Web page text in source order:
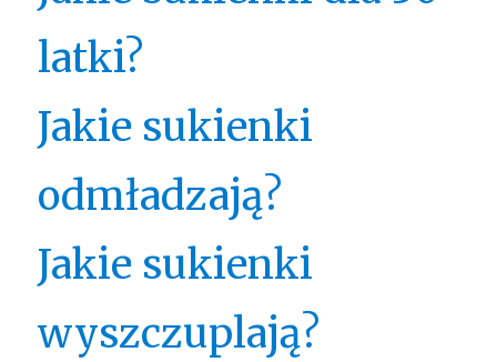
latki?
Jakie sukienki
odmładzają?
Jakie sukienki
wyszczuplają?